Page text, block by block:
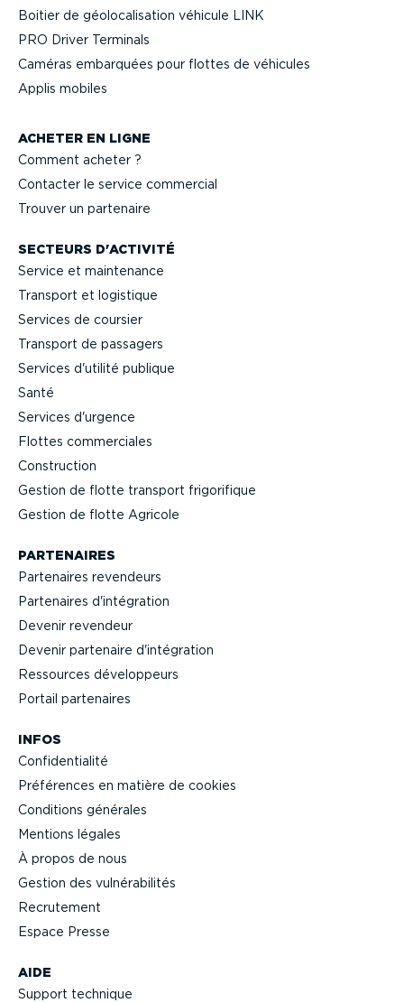
Boitier de géolo­ca­li­sation véhicule LINK
PRO Driver Terminals
Caméras embarquées pour flottes de véhicules
Applis mobiles
ACHETER EN LIGNE
Comment acheter ?
Contacter le service commercial
Trouver un partenaire
SECTEURS D'ACTIVITÉ
Service et maintenance
Transport et logistique
Services de coursier
Transport de passagers
Services d'utilité publique
Santé
Services d'urgence
Flottes commer­ciales
Construction
Gestion de flotte transport frigo­ri­fique
Gestion de flotte Agricole
AIDE
Support technique
PARTENAIRES
Partenaires revendeurs
Partenaires d'intégration
Devenir revendeur
Devenir partenaire d'intégration
Ressources dévelop­peurs
Portail partenaires
INFOS
Confi­den­tialité
Préférences en matière de cookies
Conditions générales
Mentions légales
À propos de nous
Gestion des vulné­ra­bi­lités
Recrutement
Espace Presse